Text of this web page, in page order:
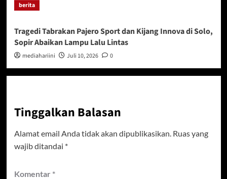
berita
Tragedi Tabrakan Pajero Sport dan Kijang Innova di Solo,
Sopir Abaikan Lampu Lalu Lintas
mediahariini Juli 10, 2026 0
Tinggalkan Balasan
Alamat email Anda tidak akan dipublikasikan. Ruas yang
wajib ditandai *
Komentar *